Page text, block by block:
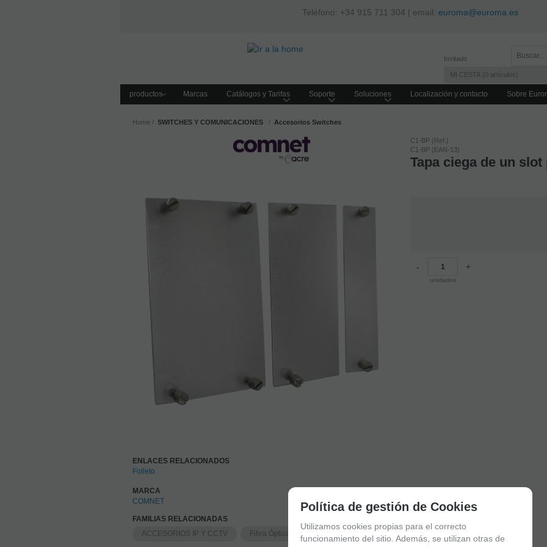
Teléfono: +34 915 711 304 | email: euroma@euroma.es
Invitado
MI CESTA 0 artículos
productos Marcas Catálogos y Tarifas Soporte Soluciones Localización y contacto Sobre
Home SWITCHES Y COMUNICACIONES Accesorios Switches
C1-BP (Ref.)
C1-BP (EAN-13)
Tapa ciega de un
-
unidades
+
ENLACES RELACIONADOS
Folleto
MARCA
COMNET
FAMILIAS RELACIONADAS
ACCESORIOS IP Y CCTV
Fibra Óptica Accesorios POE Accesorios Switches
Política de gestión de Cookies
Utilizamos cookies propias para el correcto
funcionamiento del sitio. Además, se utilizan otras de